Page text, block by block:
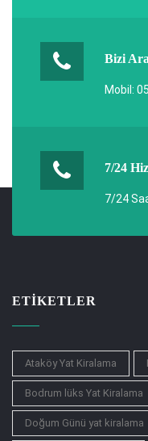
Bizi
Mobil:
7/24
7/24
ETIKETLER
Ataköy Yat Kiralama
Bodrum lüks Yat Kiralama
Doğum Günü yat kiralama